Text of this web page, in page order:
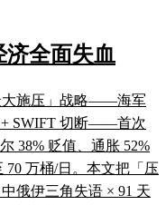
济全面失血
大施压」战略——海军
+ SWIFT 切断——首次
38% 贬值、通胀 52%
70 万桶/日。本文把「压
俄伊三角失语 × 91 天